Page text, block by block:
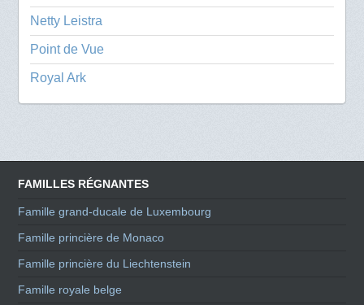
Netty Leistra
Point de Vue
Royal Ark
FAMILLES RÉGNANTES
Famille grand-ducale de Luxembourg
Famille princière de Monaco
Famille princière du Liechtenstein
Famille royale belge